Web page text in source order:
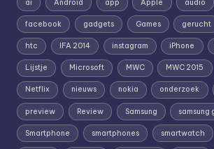
ai Android app Apple audio
facebook gadgets Games gerucht
htc IFA 2014 instagram iPhone
Lijstje Microsoft MWC MWC 2015
Netflix nieuws nokia onderzoek
preview Review Samsung samsung
Smartphone smartphones smartwatch